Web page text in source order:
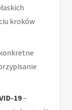
kroków
19–